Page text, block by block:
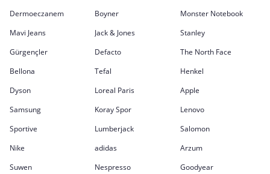
Dermoeczanem
Boyner
Monster Notebook
Mavi Jeans
Jack & Jones
Stanley
Gürgençler
Defacto
The North Face
Bellona
Tefal
Henkel
Dyson
Loreal Paris
Apple
Samsung
Koray Spor
Lenovo
Sportive
Lumberjack
Salomon
Nike
adidas
Arzum
Suwen
Nespresso Goodyear